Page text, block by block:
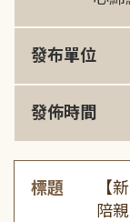
發布單位
發佈時間
標題
【
陪